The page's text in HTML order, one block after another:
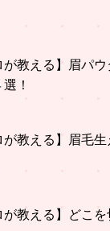
が教える】眉パ
！
が教える】眉毛
が教える】どこ